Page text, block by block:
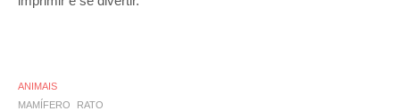
ANIMAIS
MAMÍFERO
RATO